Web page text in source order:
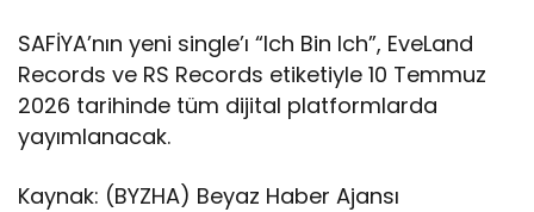
SAFİYA’nın yeni single’ı “Ich Bin Ich”, EveLand
Records ve RS Records etiketiyle 10 Temmuz
2026 tarihinde tüm dijital platformlarda
yayımlanacak.
Kaynak: (BYZHA) Beyaz Haber Ajansı